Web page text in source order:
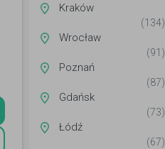
Kraków
(134)
Wrocław
(91)
Poznań
(87)
Gdańsk
(73)
Łódź
(67)